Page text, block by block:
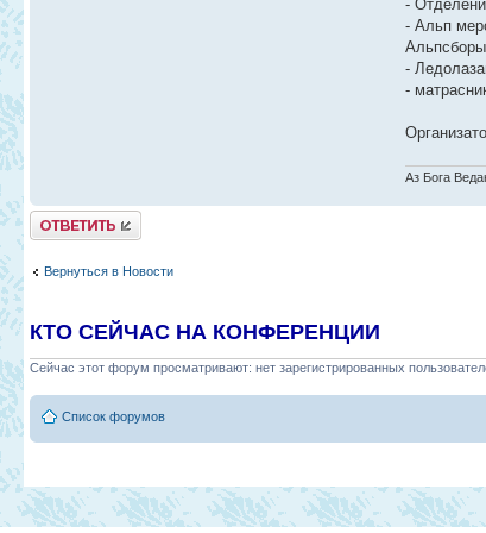
-
- Альп
-
-
Аз Бога
Ответить
Вернуться в Новости
КТО СЕЙЧАС НА КОНФЕРЕНЦИИ
Сейчас этот форум просматривают: нет зарегистрированных
Список форумов